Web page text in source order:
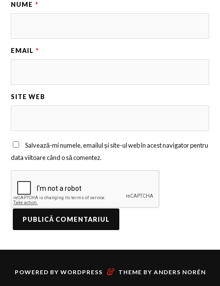
NUME *
EMAIL *
SITE WEB
Salvează-mi numele, emailul și site-ul web în acest navigator pentru
data viitoare când o să comentez.
POWERED BY WORDPRESS & THEME BY ANDERS NORÉN